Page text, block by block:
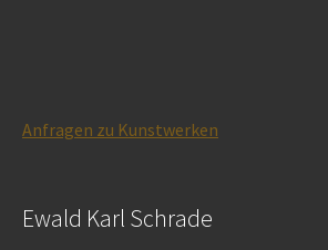
Anfragen zu Kunstwerken
Ewald Karl Schrade